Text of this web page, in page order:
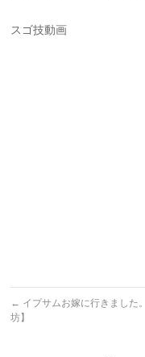
スゴ技動画
← イプサムお嫁に行きました
坊】